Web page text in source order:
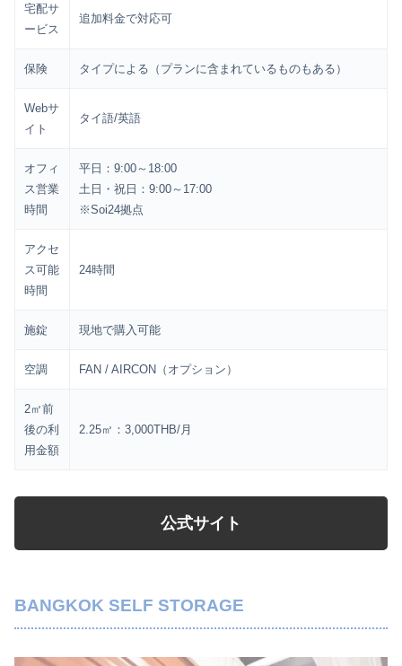
宅配サ
ービス
追加料金で対応可
保険 タイプによる（プランに含まれているものもある）
Webサ
イト
タイ語/英語
オフィ
ス営業
時間
平日：9:00～18:00
土日・祝日：9:00～17:00
※Soi24拠点
アクセ
ス可能
時間
24時間
施錠 現地で購入可能
空調 FAN / AIRCON（オプション）
2㎡前
後の利
用金額
2.25㎡：3,000THB/月
公式サイト
BANGKOK SELF STORAGE